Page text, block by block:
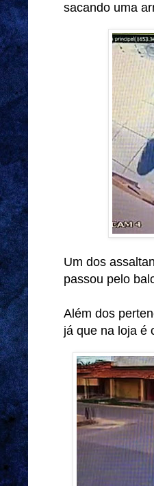
sacando uma
Um dos
passou pelo
Além dos
já que na loja é